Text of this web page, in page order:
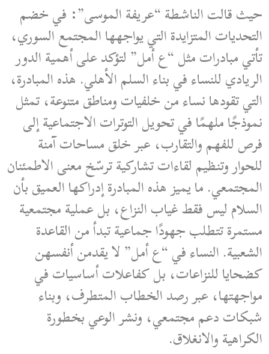
حيث قالت الناشطة “عريفة الموسى”: في خضم
التحديات المتزايدة التي يواجهها المجتمع السوري،
تأتي مبادرات مثل “ع أمل” لتؤكد على أهمية الدور
الريادي للنساء في بناء السلم الأهلي. هذه المبادرة،
التي تقودها نساء من خلفيات ومناطق متنوعة، تمثل
نموذجًا ملهمًا في تحويل التوترات الاجتماعية إلى
فرص للفهم والتقارب، عبر خلق مساحات آمنة
للحوار وتنظيم لقاءات تشاركية ترسّخ معنى الاطمئنان
المجتمعي. ما يميز هذه المبادرة إدراكها العميق بأن
السلام ليس فقط غياب النزاع، بل عملية مجتمعية
مستمرة تتطلب جهودًا جماعية تبدأ من القاعدة
الشعبية. النساء في “ع أمل” لا يقدمن أنفسهن
كضحايا للنزاعات، بل كفاعلات أساسيات في
مواجهتها، عبر رصد الخطاب المتطرف، وبناء
شبكات دعم مجتمعي، ونشر الوعي بخطورة
الكراهية والانغلاق.